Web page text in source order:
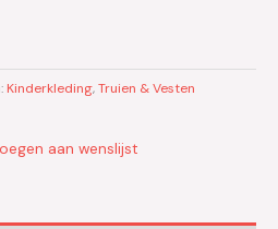
Kinderkleding,Truien & Vesten
aan wenslijst